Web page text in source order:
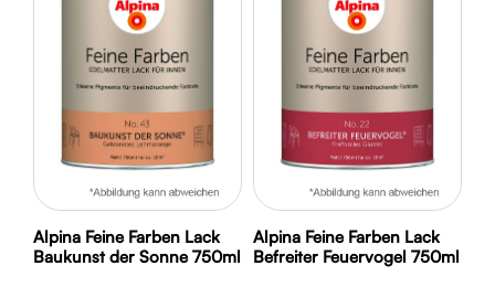
Alpina Feine Farben Lack
Baukunst der Sonne 750ml
Alpina Feine Farben Lack
Befreiter Feuervogel 750ml